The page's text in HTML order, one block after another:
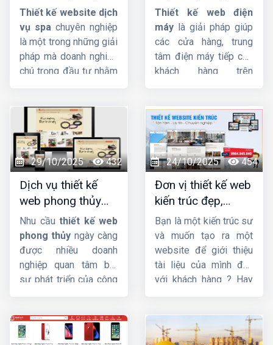
spa uy tín, chuyên
nghiệp, chuẩn SEO
Thiết kế website dịch
vụ spa chuyên nghiệp
là một trong những giải
pháp mà doanh nghiệp
chú trọng đầu tư nhằm
hàng tiềm năng và hỗ
trợ quản lý dịch vụ một
cách chuyên nghiệp,
tiện lợi. Tại sao chú
trọng đầu tư vào
website spa, thẩm mỹ
viện? Cùng Công ty
HIG khám phá nhé.
nghiệp, chuẩn SEO,
giá tốt
Thiết kế web điện
máy là giải pháp giúp
các cửa hàng, trung
tâm điện máy tiếp cận
khách hàng trên
nhanh chóng.Công ty
HIGvới kinh nghiệm
hơn 10 năm trong lĩnh
vực thiết kế website,
chúng tôi đảm bảo
mang sự hài lòng cho
quý khách về chất
lượng dịch vụ.
29/10/2025 432
Dịch vụ thiết kế
web phong thủy
đẹp, chuyên
nghiệp, chuẩn SEO
Nhu cầu thiết kế web
phong thủy ngày càng
được nhiều doanh
nghiệp quan tâm bởi
sự phát triển của công
bạn tìm hiểuthiết kế
website phong thủy
24/10/2025 454
Đơn vị thiết kế web
kiến trúc đẹp,
chuyên nghiệp,
chuẩn SEO
Bạn là một kiến trúc sư
và muốn tạo ra một
website để giới thiệu
tài liệu của mình đến
với khách hàng ? Hay
web kiến trúc
chuyên
nghiệp, uy tín ? Vậy thì